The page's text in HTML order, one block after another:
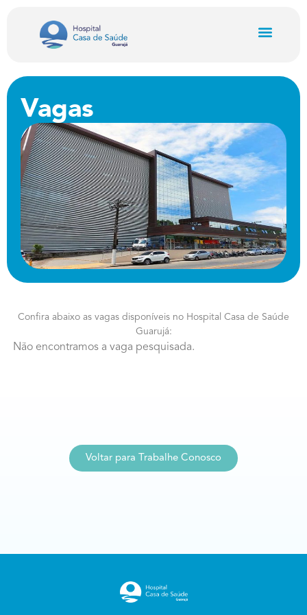
Vagas
Confira abaixo as vagas disponíveis no Hospital Casa de Saúde
Guarujá:
Não encontramos a vaga pesquisada.
Voltar para Trabalhe Conosco